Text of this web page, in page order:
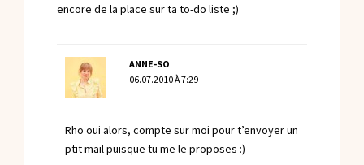
encore de la place sur ta to-do liste ;)
ANNE-SO
06.07.2010 À 7:29
Rho oui alors, compte sur moi pour t’envoyer un
ptit mail puisque tu me le proposes :)